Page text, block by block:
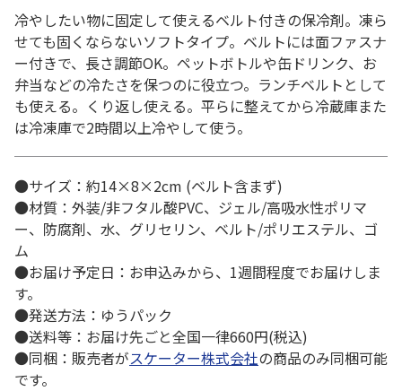
冷やしたい物に固定して使えるベルト付きの保冷剤。凍ら
せても固くならないソフトタイプ。ベルトには面ファスナ
ー付きで、長さ調節OK。ペットボトルや缶ドリンク、お
弁当などの冷たさを保つのに役立つ。ランチベルトとして
も使える。くり返し使える。平らに整えてから冷蔵庫また
は冷凍庫で2時間以上冷やして使う。
●サイズ：約14×8×2cm (ベルト含まず)
●材質：外装/非フタル酸PVC、ジェル/高吸水性ポリマ
ー、防腐剤、水、グリセリン、ベルト/ポリエステル、ゴ
ム
●お届け予定日：お申込みから、1週間程度でお届けしま
す。
●発送方法：ゆうパック
●送料等：お届け先ごと全国一律660円(税込)
●同梱：販売者がスケーター株式会社の商品のみ同梱可能
です。